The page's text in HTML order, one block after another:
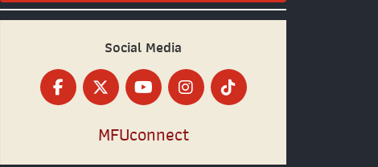
Social Media
MFUconnect